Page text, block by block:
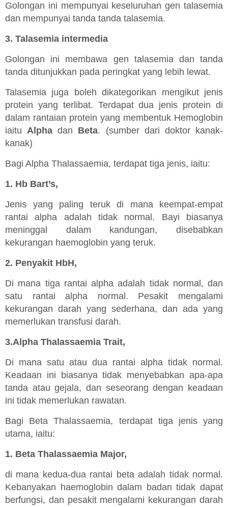
Golongan ini mempunyai keseluruhan gen talasemia
dan mempunyai tanda tanda talasemia.
3. Talasemia intermedia
Golongan ini membawa gen talasemia dan tanda
tanda ditunjukkan pada peringkat yang lebih lewat.
Talasemia juga boleh dikategorikan mengikut jenis
protein yang terlibat. Terdapat dua jenis protein di
dalam rantaian protein yang membentuk Hemoglobin
iaituAlpha dan Beta. (sumber dari doktor kanak-
kanak)
Bagi Alpha Thalassaemia, terdapat tiga jenis, iaitu:
1. Hb Bart’s,
Jenis yang paling teruk di mana keempat-empat
rantai alpha adalah tidak normal. Bayi biasanya
meninggal dalam kandungan, disebabkan
kekurangan haemoglobin yang teruk.
2. Penyakit HbH,
Di mana tiga rantai alpha adalah tidak normal, dan
satu rantai alpha normal. Pesakit mengalami
kekurangan darah yang sederhana, dan ada yang
memerlukan transfusi darah.
3.Alpha Thalassaemia Trait,
Di mana satu atau dua rantai alpha tidak normal.
Keadaan ini biasanya tidak menyebabkan apa-apa
tanda atau gejala, dan seseorang dengan keadaan
ini tidak memerlukan rawatan.
Bagi Beta Thalassaemia, terdapat tiga jenis yang
utama, iaitu:
1. Beta Thalassaemia Major,
di mana kedua-dua rantai beta adalah tidak normal.
Kebanyakan haemoglobin dalam badan tidak dapat
berfungsi, dan pesakit mengalami kekurangan darah